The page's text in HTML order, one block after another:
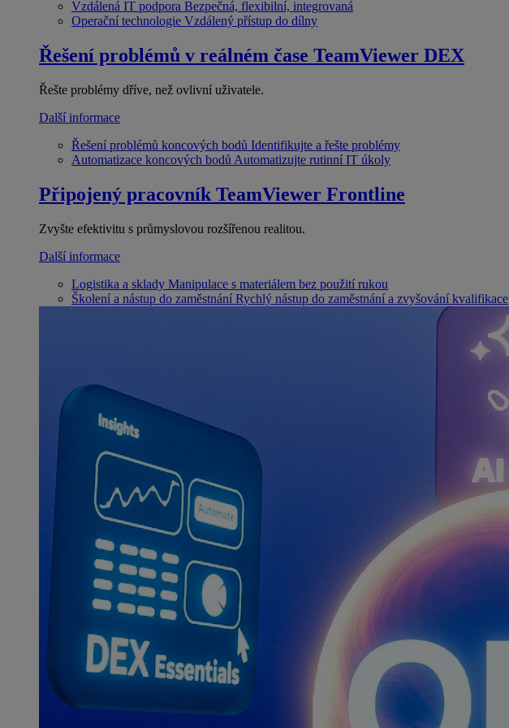
Vzdálená IT podpora Bezpečná, flexibilní, integrovaná
Operační technologie Vzdálený přístup do dílny
Řešení problémů v reálném čase TeamViewer DEX
Řešte problémy dříve, než ovlivní uživatele.
Další informace
Řešení problémů koncových bodů Identifikujte a řešte problémy
Automatizace koncových bodů Automatizujte rutinní IT úkoly
Připojený pracovník TeamViewer Frontline
Zvyšte efektivitu s průmyslovou rozšířenou realitou.
Další informace
Logistika a sklady Manipulace s materiálem bez použití rukou
Školení a nástup do zaměstnání Rychlý nástup do zaměstnání a zvyšování kvalifikace